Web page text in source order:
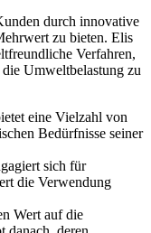
durch innovative
zu bieten. Elis
Verfahren,
Umweltbelastung zu
eine Vielzahl von
Bedürfnisse seiner
sich für
die Verwendung
Wert auf die